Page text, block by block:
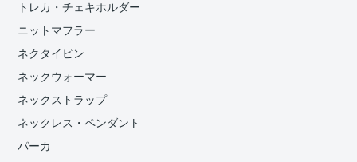
トレカ・チェキホルダー
ニットマフラー
ネクタイピン
ネックウォーマー
ネックストラップ
ネックレス・ペンダント
パーカ